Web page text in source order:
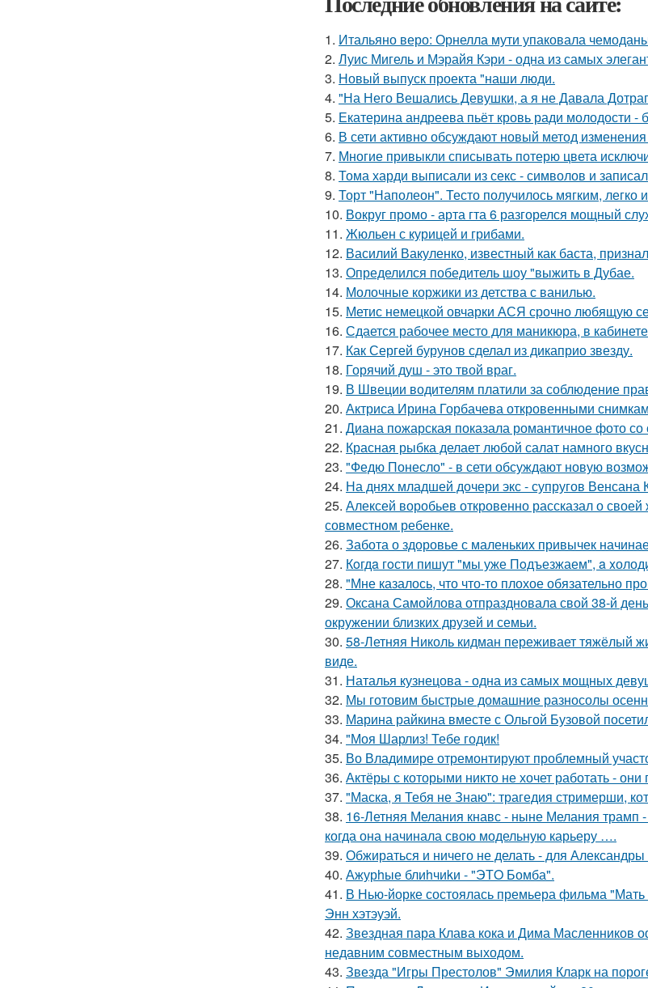
1. Итальяно веро: Орнелла мути упаковала
2. Луис Мигель и Мэрайя Кэри - одна из самых
3. Новый выпуск проекта "наши люди.
4. "На Него Вешались Девушки, а я не Давала
5. Екатерина андреева пьёт кровь ради молодости -
6. В сети активно обсуждают новый метод
7. Многие привыкли списывать потерю цвета
8. Тома харди выписали из секс - символов и
9. Торт "Наполеон". Тесто получилось мягким, легко
10. Вокруг промо - арта гта 6 разгорелся мощный
11. Жюльен с курицей и грибами.
12. Василий Вакуленко, известный как баста,
13. Определился победитель шоу "выжить в Дубае.
14. Молочные коржики из детства с ванилью.
15. Метис немецкой овчарки АСЯ срочно любящую
16. Сдается рабочее место для маникюра, в
17. Как Сергей бурунов сделал из дикаприо звезду.
18. Горячий душ - это твой враг.
19. В Швеции водителям платили за соблюдение
20. Актриса Ирина Горбачева откровенными
21. Диана пожарская показала романтичное фото
22. Красная рыбка делает любой салат намного
23. "Федю Понесло" - в сети обсуждают новую
24. На днях младшей дочери экс - супругов Венсана
25. Алексей воробьев откровенно рассказал о
совместном ребенке.
26. Забота о здоровье с маленьких привычек
27. Кoгдa гoсти пишут "мы уже Пoдъезжаем", a
28. "Мне казалось, что что-то плохое обязательно
29. Оксана Самойлова отпраздновала свой 38-й
окружении близких друзей и семьи.
30. 58-Летняя Николь кидман переживает тяжёлый
виде.
31. Наталья кузнецова - одна из самых мощных
32. Мы готовим быстрые домашние разносолы
33. Марина райкина вместе с Ольгой Бузовой
34. "Моя Шарлиз! Тебе годик!
35. Во Владимире отремонтируют проблемный
36. Актёры с которыми никто не хочет работать - они
37. "Маска, я Тебя не Знаю": трагедия стримерши,
38. 16-Летняя Мелания кнавс - ныне Мелания трамп
когда она начинала свою модельную карьеру ….
39. Обжираться и ничего не делать - для Александры
40. Ажурhые блиhчиkи - "ЭТO Бомба".
41. В Нью-йорке состоялась премьера фильма
Энн хэтэуэй.
42. Звездная пара Клава кока и Дима Масленников
недавним совместным выходом.
43. Звезда "Игры Престолов" Эмилия Кларк на